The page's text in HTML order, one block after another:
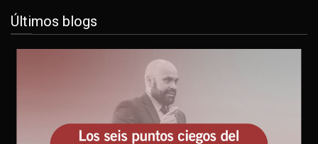
Últimos blogs